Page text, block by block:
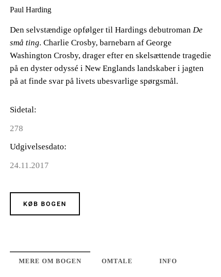
Paul Harding
Den selvstændige opfølger til Hardings debutroman De
små ting. Charlie Crosby, barnebarn af George
Washington Crosby, drager efter en skelsættende tragedie
på en dyster odyssé i New Englands landskaber i jagten
på at finde svar på livets ubesvarlige spørgsmål.
Sidetal
278
Udgivelsesdato
24.11.2017
KØB BOGEN
MERE OM BOGEN OMTALE INFO